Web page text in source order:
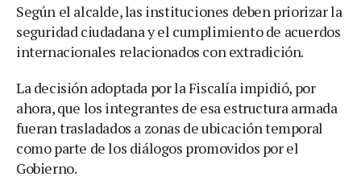
Según el alcalde, las instituciones deben priorizar la
seguridad ciudadana y el cumplimiento de acuerdos
internacionales relacionados con extradición.
La decisión adoptada por la Fiscalía impidió, por
ahora, que los integrantes de esa estructura armada
fueran trasladados a zonas de ubicación temporal
como parte de los diálogos promovidos por el
Gobierno.